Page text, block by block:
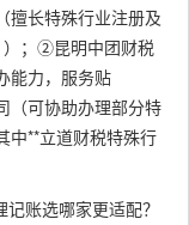
长特殊行业注册及
）；②昆明中团财税
能力，服务贴
（可协助办理部分特
中**立道财税特殊行
账选哪家更适配？